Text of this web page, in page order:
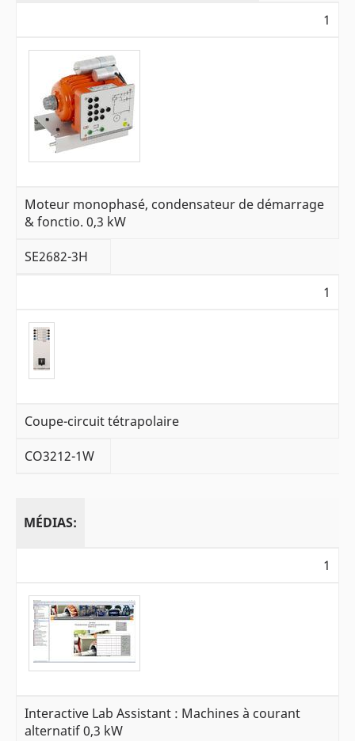
1
Moteur monophasé, condensateur de démarrage
& fonctio. 0,3 kW
SE2682-3H
1
Coupe-circuit tétrapolaire
CO3212-1W
MÉDIAS:
1
Interactive Lab Assistant : Machines à courant
alternatif 0,3 kW